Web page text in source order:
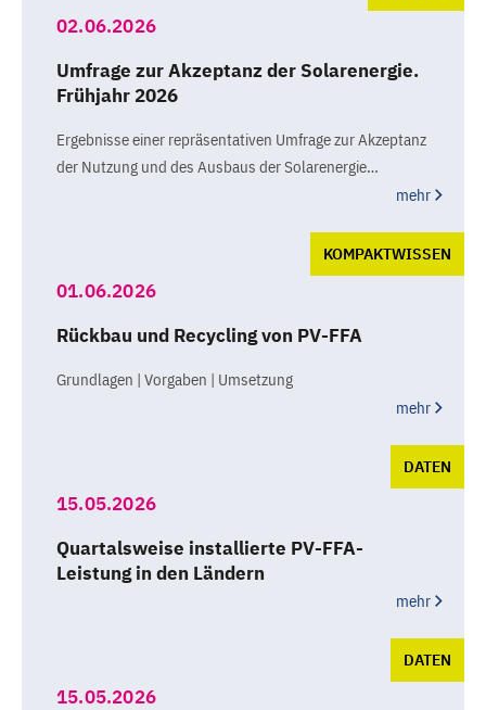
02.06.2026
Umfrage zur Akzeptanz der Solarenergie.
Frühjahr 2026
Ergebnisse einer repräsentativen Umfrage zur Akzeptanz
der Nutzung und des Ausbaus der Solarenergie…
mehr
KOMPAKTWISSEN
01.06.2026
Rückbau und Recycling von PV-FFA
Grundlagen | Vorgaben | Umsetzung
mehr
DATEN
15.05.2026
Quartalsweise installierte PV-FFA-
Leistung in den Ländern
mehr
DATEN
15.05.2026